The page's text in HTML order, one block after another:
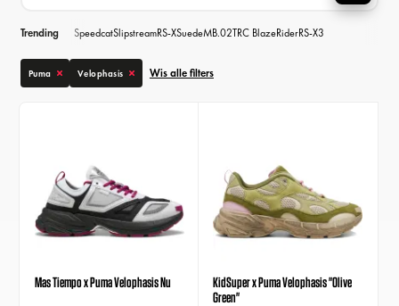
Trending SpeedcatSlipstreamRS-XSuedeMB.02TRC BlazeRiderRS-X3
Puma Velophasis Wis alle filters
Mas Tiempo x Puma Velophasis Nu
KidSuper x Puma Velophasis "Olive
Green"